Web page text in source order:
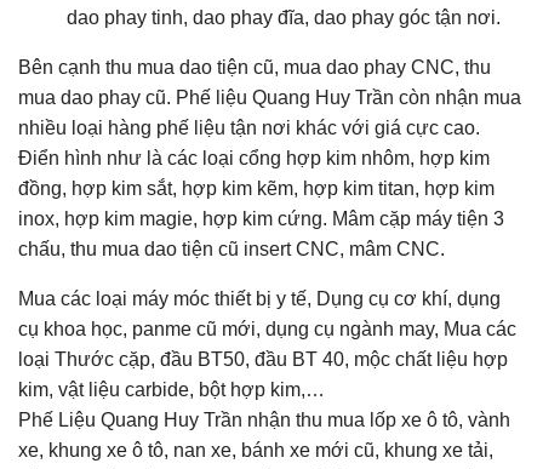
dao phay tinh, dao phay đĩa, dao phay góc tận nơi.
Bên cạnh thu mua dao tiện cũ, mua dao phay CNC, thu
mua dao phay cũ. Phế liệu Quang Huy Trần còn nhận mua
nhiều loại hàng phế liệu tận nơi khác với giá cực cao.
Điển hình như là các loại cổng hợp kim nhôm, hợp kim
đồng, hợp kim sắt, hợp kim kẽm, hợp kim titan, hợp kim
inox, hợp kim magie, hợp kim cứng. Mâm cặp máy tiện 3
chấu, thu mua dao tiện cũ insert CNC, mâm CNC.
Mua các loại máy móc thiết bị y tế, Dụng cụ cơ khí, dụng
cụ khoa học, panme cũ mới, dụng cụ ngành may, Mua các
loại Thước cặp, đầu BT50, đầu BT 40, mộc chất liệu hợp
kim, vật liệu carbide, bột hợp kim,…
Phế Liệu Quang Huy Trần nhận thu mua lốp xe ô tô, vành
xe, khung xe ô tô, nan xe, bánh xe mới cũ, khung xe tải,